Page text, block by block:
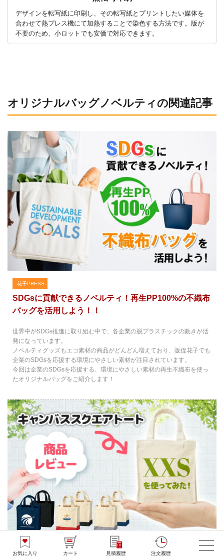
お気に入り カート 見積履歴 注文履歴
デザインを転写紙に印刷し、その転写紙とプリントしたい媒体を
合わせて熱プレス機にて加熱することで染色する方法です。版が
不要のため、小ロットでも安価で対応できます。
オリジナルバッグノベルティの関連記事
花子PRESS
SDGsに貢献できるノベルティ！再生PP100%の不織布
バッグを活用しよう！！
世界中がSDGs推進に取り組む中で、各企業の脱プラスチックの動きが活
発になっています。
ノベルティグッズもエコ素材の商品がどんどん増えており、販促花子でも
企業のSDGsを応援する環境にやさしい素材が注目されています。
今回は企業のSDGsを応援する、環境にやさしい素材の再生不織布を使っ
たオリジナルバッグをご紹介します！
花子PRESS